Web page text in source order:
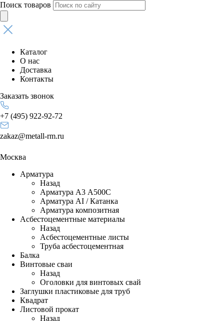
Поиск товаров
Каталог
О нас
Доставка
Контакты
Заказать звонок
+7 (495) 922-92-72
zakaz@metall-rm.ru
Москва
Арматура
Назад
Арматура А3 А500С
Арматура АI / Катанка
Арматура композитная
Асбестоцементные материалы
Назад
Асбестоцементные листы
Труба асбестоцементная
Балка
Винтовые сваи
Назад
Оголовки для винтовых свай
Заглушки пластиковые для труб
Квадрат
Листовой прокат
Назад